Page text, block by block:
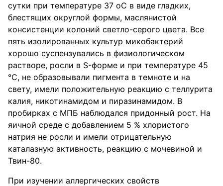
сутки при температуре 37 оС в виде гладких,
блестящих округлой формы, маслянистой
консистенции колоний светло-серого цвета. Все
пять изолированных культур микобактерий
хорошо суспензувались в физиологическом
растворе, росли в S-форме и при температуре 45
°С, не образовывали пигмента в темноте и на
свету, имели положительную реакцию с теллурита
калия, никотинамидом и пиразинамидом. В
пробирках с МПБ наблюдался придонный рост. На
яичной среде с добавлением 5 % хлористого
натрия не росли и имели отрицательную
каталазную активность, реакцию с мочевиной и
Твин-80.
При изучении аллергических свойств